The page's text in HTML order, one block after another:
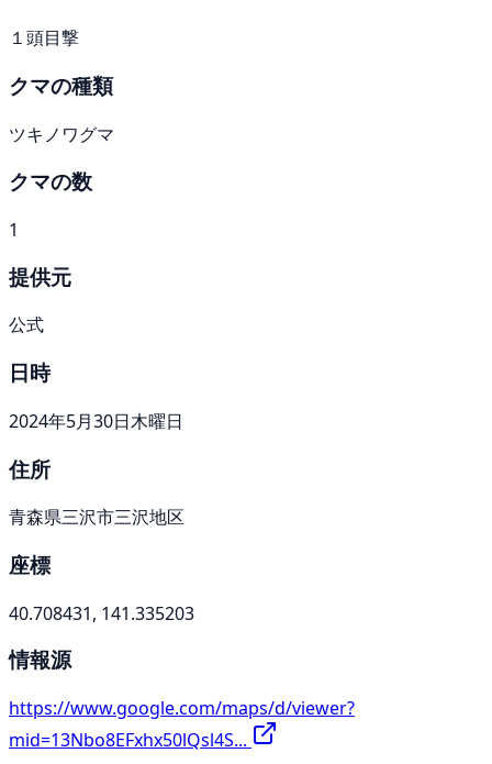
１頭目撃
クマの種類
ツキノワグマ
クマの数
1
提供元
公式
日時
2024年5月30日木曜日
住所
青森県三沢市三沢地区
座標
40.708431, 141.335203
情報源
https://www.google.com/maps/d/viewer?
mid=13Nbo8EFxhx50lQsl4S...